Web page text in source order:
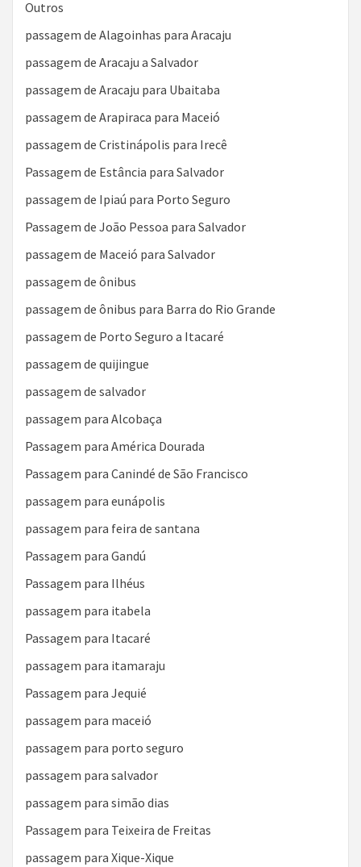
Outros
passagem de Alagoinhas para Aracaju
passagem de Aracaju a Salvador
passagem de Aracaju para Ubaitaba
passagem de Arapiraca para Maceió
passagem de Cristinápolis para Irecê
Passagem de Estância para Salvador
passagem de Ipiaú para Porto Seguro
Passagem de João Pessoa para Salvador
passagem de Maceió para Salvador
passagem de ônibus
passagem de ônibus para Barra do Rio Grande
passagem de Porto Seguro a Itacaré
passagem de quijingue
passagem de salvador
passagem para Alcobaça
Passagem para América Dourada
Passagem para Canindé de São Francisco
passagem para eunápolis
passagem para feira de santana
Passagem para Gandú
Passagem para Ilhéus
passagem para itabela
Passagem para Itacaré
passagem para itamaraju
Passagem para Jequié
passagem para maceió
passagem para porto seguro
passagem para salvador
passagem para simão dias
Passagem para Teixeira de Freitas
passagem para Xique-Xique